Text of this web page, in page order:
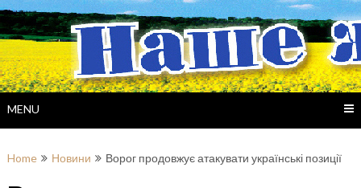
Skip
to
content
MENU
Home Новини Ворог продовжує атакувати українські позиції